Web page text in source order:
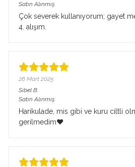
Satın Alınmış
Çok severek kullanıyorum; gayet
4. alışım.
26 Mart 2025
Sibel B.
Satın Alınmış
Harikulade, mis gibi ve kuru ciltli
gerilmedim❤️